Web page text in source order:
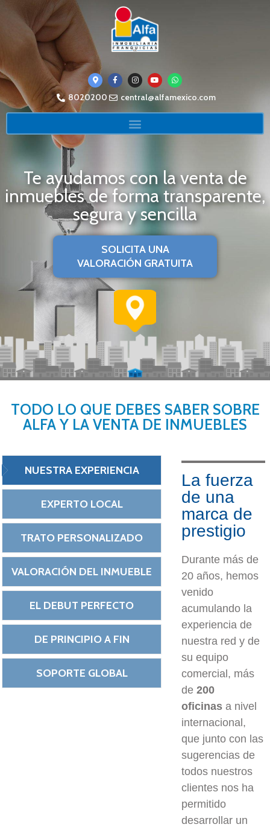
8020200 central@alfamexico.com
Te ayudamos con la venta de
inmuebles de forma transparente,
segura y sencilla
SOLICITA UNA
VALORACIÓN GRATUITA
TODO LO QUE DEBES SABER SOBRE
ALFA Y LA VENTA DE INMUEBLES
NUESTRA EXPERIENCIA
EXPERTO LOCAL
TRATO PERSONALIZADO
VALORACIÓN DEL INMUEBLE
EL DEBUT PERFECTO
DE PRINCIPIO A FIN
SOPORTE GLOBAL
La fuerza
de una
marca de
prestigio
Durante más de
20 años, hemos
venido
acumulando la
experiencia de
nuestra red y de
su equipo
comercial, más
de 200
oficinas a nivel
internacional,
que junto con las
sugerencias de
todos nuestros
clientes nos ha
permitido
desarrollar un